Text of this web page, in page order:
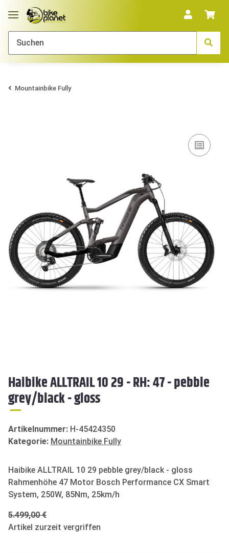
Mountainbike Fully
Haibike ALLTRAIL 10 29 - RH: 47 - pebble
grey/black - gloss
Artikelnummer: H-45424350
Kategorie: Mountainbike Fully
Haibike ALLTRAIL 10 29 pebble grey/black - gloss
Rahmenhöhe 47 Motor Bosch Performance CX Smart
System, 250W, 85Nm, 25km/h
5.499,00 €
Artikel zurzeit vergriffen